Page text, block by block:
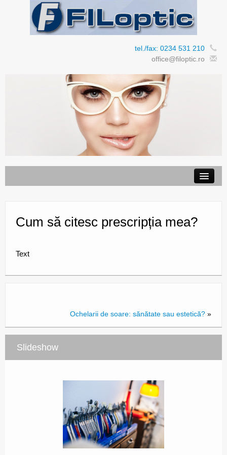
tel./fax: 0234 531 210
office@filoptic.ro
Produse
Galerie
Contact
Cum să citesc prescripția mea?
Text
Ochelarii de soare: sănătate sau estetică? »
Slideshow